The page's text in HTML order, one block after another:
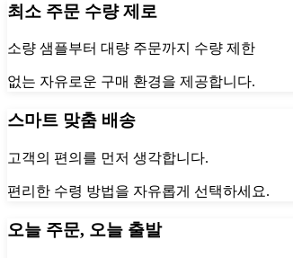
최소 주문 수량 제로
소량 샘플부터 대량 주문까지 수량 제한
없는 자유로운 구매 환경을 제공합니다.
스마트 맞춤 배송
고객의 편의를 먼저 생각합니다.
편리한 수령 방법을 자유롭게 선택하세요.
오늘 주문, 오늘 출발